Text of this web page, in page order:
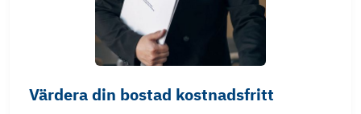
Värdera din bostad kostnadsfritt